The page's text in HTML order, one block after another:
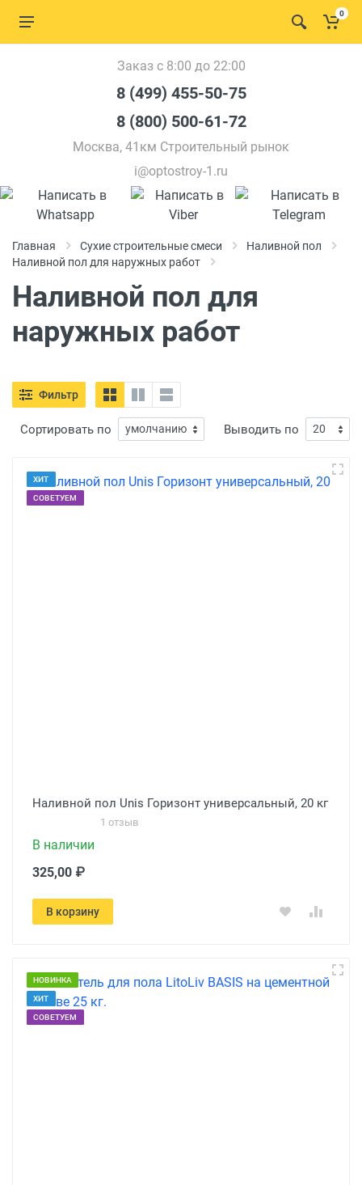
0
Заказ с 8:00 до 22:00
8 (499) 455-50-75
8 (800) 500-61-72
Москва, 41км Строительный рынок
i@optostroy-1.ru
Главная Сухие строительные смеси
Наливной пол
Наливной пол для наружных работ
Наливной пол для
наружных работ
Фильтр
Сортировать по Выводить по
ХИТ
СОВЕТУЕМ
Наливной пол Unis Горизонт универсальный, 20 кг
1 отзыв
В наличии
325,00 ₽
В корзину
НОВИНКА
ХИТ
СОВЕТУЕМ